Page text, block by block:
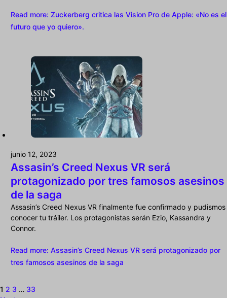
Read more: Zuckerberg critica las Vision Pro de Apple: «No es el
futuro que yo quiero».
junio 12, 2023
Assasin’s Creed Nexus VR será
protagonizado por tres famosos asesinos
de la saga
Assasin’s Creed Nexus VR finalmente fue confirmado y pudismos
conocer tu tráiler. Los protagonistas serán Ezio, Kassandra y
Connor.
Read more: Assasin’s Creed Nexus VR será protagonizado por
tres famosos asesinos de la saga
1 2 3 … 33